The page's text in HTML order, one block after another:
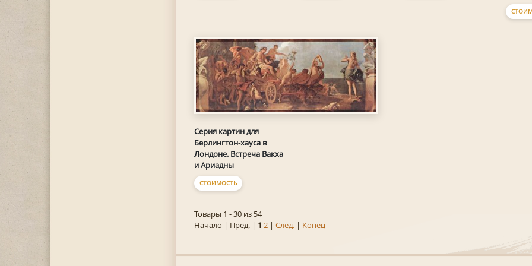
Серия картин для
Берлингтон-хауса в
Лондоне. Встреча Вакха
и Ариадны
СТОИМОСТЬ
Товары 1 - 30 из 54
Начало | Пред. | 1 2| След.| Конец